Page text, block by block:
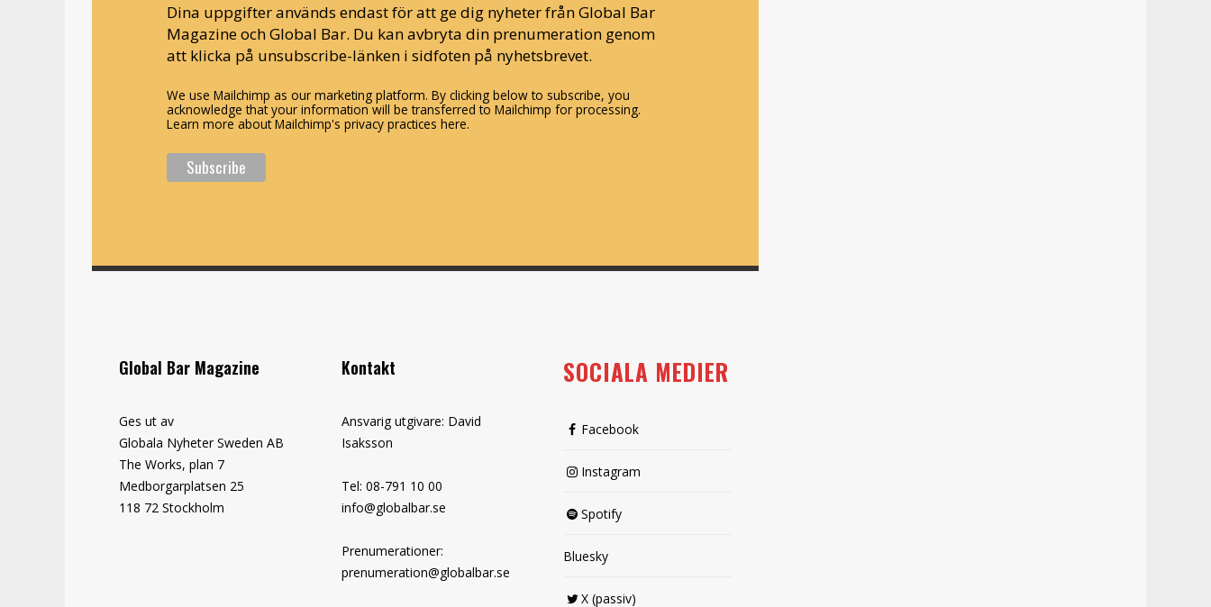
Dina uppgifter används endast för att ge dig nyheter från Global Bar
Magazine och Global Bar. Du kan avbryta din prenumeration genom
att klicka på unsubscribe-länken i sidfoten på nyhetsbrevet.
We use Mailchimp as our marketing platform. By clicking below to subscribe, you
acknowledge that your information will be transferred to Mailchimp for processing.
Learn more about Mailchimp's privacy practices here.
Global Bar Magazine
Ges ut av
Globala Nyheter Sweden AB
The Works, plan 7
Medborgarplatsen 25
118 72 Stockholm
Kontakt
Ansvarig utgivare: David
Isaksson
Tel: 08-791 10 00
info@globalbar.se
Prenumerationer:
prenumeration@globalbar.se
SOCIALA MEDIER
Facebook
Instagram
Spotify
Bluesky
X (passiv)